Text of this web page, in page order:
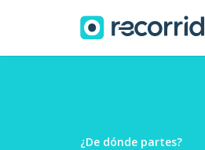
¿De dónde partes?